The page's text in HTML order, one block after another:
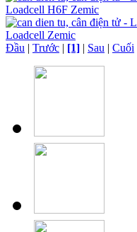
Loadcell H6F Zemic
Loadcell Zemic
Đầu | Trước | [1] | Sau | Cuối